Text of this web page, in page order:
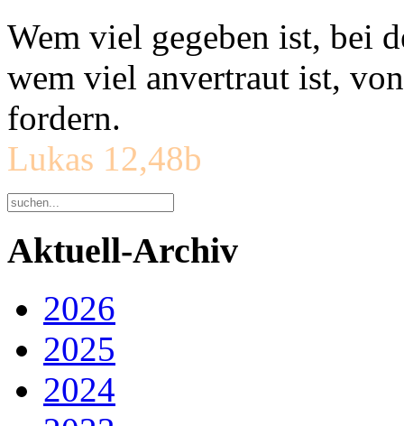
Wem viel gegeben ist, bei
wem viel anvertraut ist,
fordern.
Lukas 12,48b
Aktuell-Archiv
2026
2025
2024